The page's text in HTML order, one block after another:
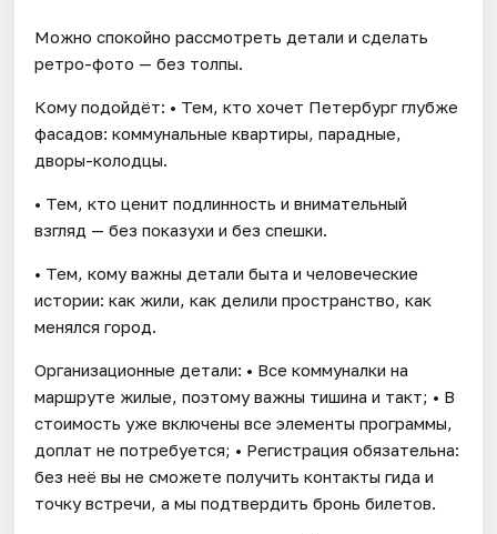
Можно спокойно рассмотреть детали и сделать
ретро-фото — без толпы.
Кому подойдёт: • Тем, кто хочет Петербург глубже
фасадов: коммунальные квартиры, парадные,
дворы-колодцы.
• Тем, кто ценит подлинность и внимательный
взгляд — без показухи и без спешки.
• Тем, кому важны детали быта и человеческие
истории: как жили, как делили пространство, как
менялся город.
Организационные детали: • Все коммуналки на
маршруте жилые, поэтому важны тишина и такт; • В
стоимость уже включены все элементы программы,
доплат не потребуется; • Регистрация обязательна:
без неё вы не сможете получить контакты гида и
точку встречи, а мы подтвердить бронь билетов.